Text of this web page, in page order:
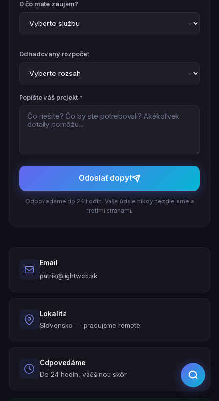
Email
patrik@lightweb.sk
Lokalita
Slovensko — pracujeme remote
Odpovedáme
Do 24 hodín, väčšinou skôr
O čo máte záujem?
Odhadovaný rozpočet
Popíšte váš projekt *
Odoslať dopyt
Odpovedáme do 24 hodín. Vaše údaje nikdy nezdieľame s
tretími stranami.